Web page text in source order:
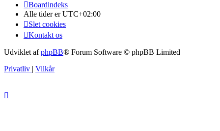
Boardindeks
Alle tider erUTC+02:00
Slet cookies
Kontakt os
Udviklet afphpBB® Forum Software © phpBB Limited
Privatliv | Vilkår